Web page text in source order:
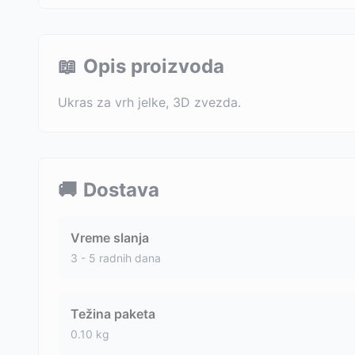
📖 Opis proizvoda
Ukras za vrh jelke, 3D zvezda.
🚚 Dostava
Vreme slanja
3 - 5 radnih dana
Težina paketa
0.10 kg